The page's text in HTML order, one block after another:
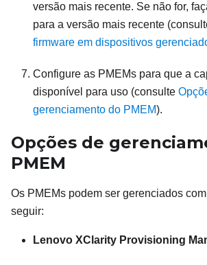
versão mais recente. Se não for,
para a versão mais recente
firmware em dispositivos
Configure as PMEMs para que a
disponível para uso (consulte
gerenciamento do PMEM).
Opções de
PMEM
Os PMEMs podem ser gerenciados
seguir:
Lenovo XClarity Provisioning